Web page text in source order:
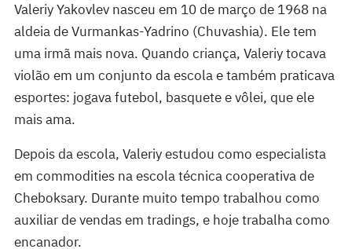
Valeriy Yakovlev nasceu em 10 de março de 1968 na
aldeia de Vurmankas-Yadrino (Chuvashia). Ele tem
uma irmã mais nova. Quando criança, Valeriy tocava
violão em um conjunto da escola e também praticava
esportes: jogava futebol, basquete e vôlei, que ele
mais ama.
Depois da escola, Valeriy estudou como especialista
em commodities na escola técnica cooperativa de
Cheboksary. Durante muito tempo trabalhou como
auxiliar de vendas em tradings, e hoje trabalha como
encanador.